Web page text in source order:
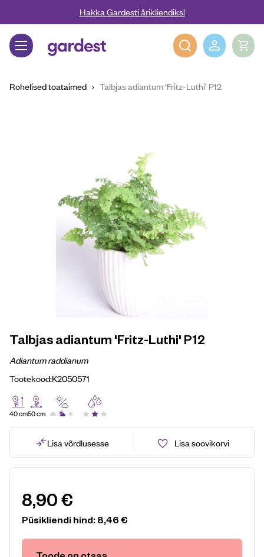
Liigu edasi põhisisu juurdeHakka Gardesti ärikliendiks!
Gardest
Rohelised toataimed Talbjas adiantum ‘Fritz-Luthi’ P12
Talbjas adiantum 'Fritz-Luthi' P12
Adiantum raddianum
Tootekood:K2050571
40 cm50 cm
Lisa võrdlusesse Lisa soovikorvi
8,90€
Püsikliendi hind:8,46€